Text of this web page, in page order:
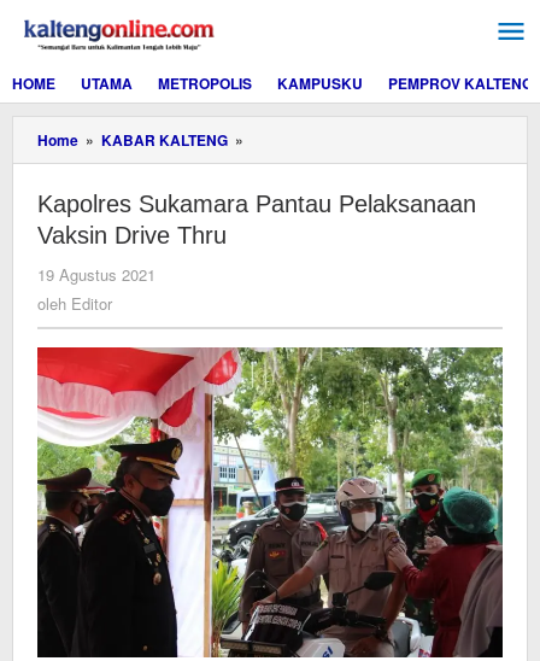
konten
HOME
UTAMA METROPOLIS KAMPUSKU PEMPROV KALTENG
Home » KABAR KALTENG »
Sukamara
Pelaksanaan
Kapolres Sukamara Pantau Pelaksanaan
Vaksin Drive Thru
19 Agustus 2021
oleh Editor